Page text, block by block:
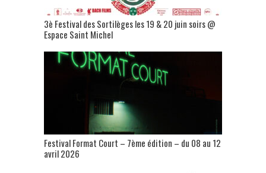
3è Festival des Sortilèges les 19 & 20 juin soirs @
Espace Saint Michel
Festival Format Court – 7ème édition – du 08 au 12
avril 2026